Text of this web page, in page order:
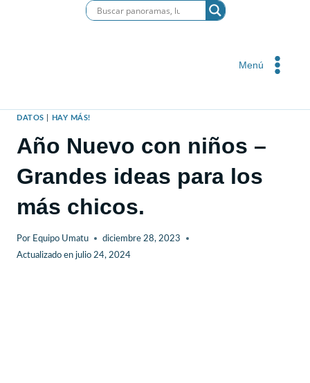
Menú
DATOS HAY MÁS!
Año Nuevo con niños –
Grandes ideas para los
más chicos.
Por Equipo Umatu
diciembre 28, 2023
Actualizado en julio 24, 2024